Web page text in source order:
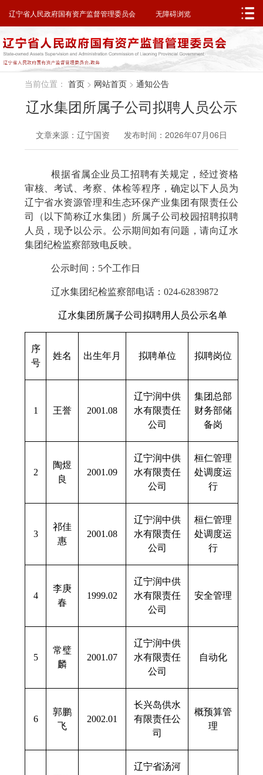
辽宁省人民政府 邮箱系统 无障碍浏览
辽宁省人民政府国有资产监督管理委员会 无障碍浏览
当前位置： 首页 > 网站首页 > 通知公告
辽水集团所属子公司拟聘人员公示
文章来源：辽宁国资 发布时间：2026年07月06日
根据省属企业员工招聘有关规定，经过资格
审核、 考试 、考察、体检等程序，确定以下人员为
辽宁省水资源管理和生态环保产业集团有限责任公
司
（以下简称辽水集团）所属子公司校园招聘拟聘
人员，现予以公示。公示期间如有问题，请向辽水
集团纪检监察部致电反映。
公示时间： 5个工作日
辽水集团纪检监察部电话：024-62839872
辽水集团所属子公司拟聘用人员公示名单
序
号
姓名 出生年月 拟聘单位 拟聘岗位
1 王誉 2001.08
辽宁润中供
水有限责任
公司
集团总部
财务部储
备岗
2
陶煜
良
2001.09
辽宁润中供
水有限责任
公司
桓仁管理
处调度运
行
3
祁佳
惠
2001.08
辽宁润中供
水有限责任
公司
桓仁管理
处调度运
行
4
李庚
春
1999.02
辽宁润中供
水有限责任
公司
安全管理
5
常璧
麟
2001.07
辽宁润中供
水有限责任
公司
自动化
6
郭鹏
飞
2002.01
长兴岛供水
有限责任公
司
概预算管
理
辽宁省汤河